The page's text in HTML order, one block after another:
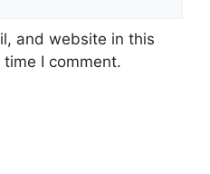
and website in this
I comment.